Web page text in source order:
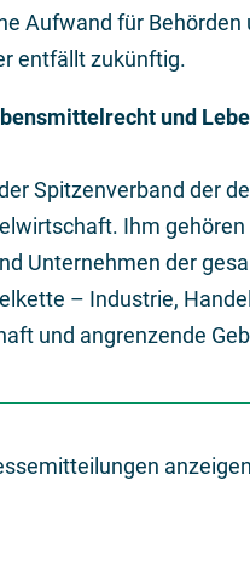
Aufwand für Behörden
entfällt zukünftig.
und
Spitzenverband der
Ihm gehören
Unternehmen der
– Industrie,
und angrenzende
anzeigen